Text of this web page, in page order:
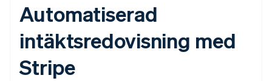
Automatiserad
intäktsredovisning med
Stripe